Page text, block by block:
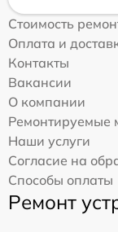
Стоимость
Оплата и
Контакты
Вакансии
О компании
Ремонтируемые
Наши услуги
Согласие на
Способы оплаты
Ремонт